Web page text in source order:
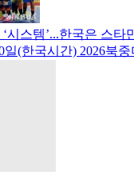
‘시스템’...한국은 스
(한국시간) 2026북